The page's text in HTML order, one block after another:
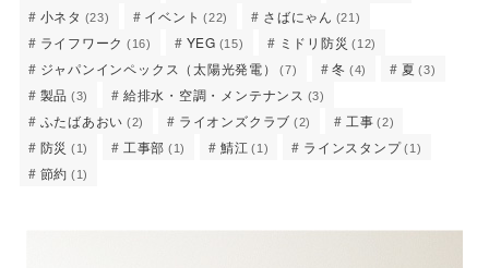
小ネタ (23) イベント (22) さばにゃん (21)
ライフワーク (16) YEG (15) ミドリ防災 (12)
ジャパンインペックス（太陽光発電） (7) 冬 (4) 夏 (3)
製品 (3) 給排水・空調・メンテナンス (3)
ふたばあおい (2) ライオンズクラブ (2) 工事 (2)
防災 (1) 工事部 (1) 鯖江 (1) ラインスタンプ (1)
節約 (1)